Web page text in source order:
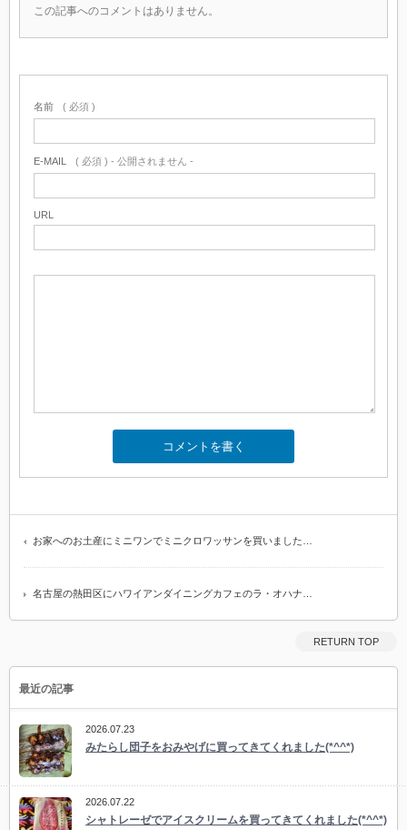
この記事へのコメントはありません。
名前 ( 必須 )
E-MAIL ( 必須 ) - 公開されません -
URL
お家へのお土産にミニワンでミニクロワッサンを買いました…
名古屋の熱田区にハワイアンダイニングカフェのラ・オハナ…
RETURN TOP
最近の記事
2026.07.23
みたらし団子をおみやげに買ってきてくれました(*^^*)
2026.07.22
シャトレーゼでアイスクリームを買ってきてくれました(*^^*)